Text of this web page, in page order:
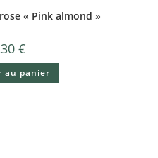
« Pink almond »
€
au panier